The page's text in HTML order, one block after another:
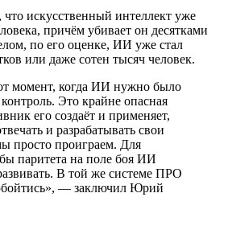
что искусственный интеллект уже
причём убивает он десятками
по его оценке, ИИ уже стал
или даже сотен тысяч человек.
момент, когда ИИ нужно было
Это крайне опасная
его создаёт и применяет,
и разрабатывать свои
просто проиграем. Для
паритета на поле боя ИИ
В той же системе ПРО
— заключил Юрий